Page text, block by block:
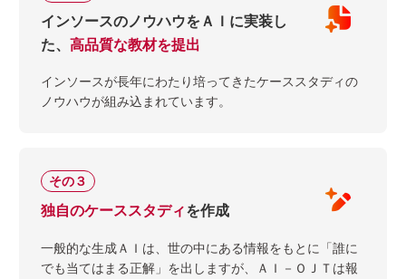
インソースのノウハウをＡＩに実装し
た、高品質な教材を提出
インソースが長年にわたり培ってきたケーススタディの
ノウハウが組み込まれています。
その３
独自のケーススタディを作成
一般的な生成ＡＩは、世の中にある情報をもとに「誰に
でも当てはまる正解」を出しますが、ＡＩ－ＯＪＴは報